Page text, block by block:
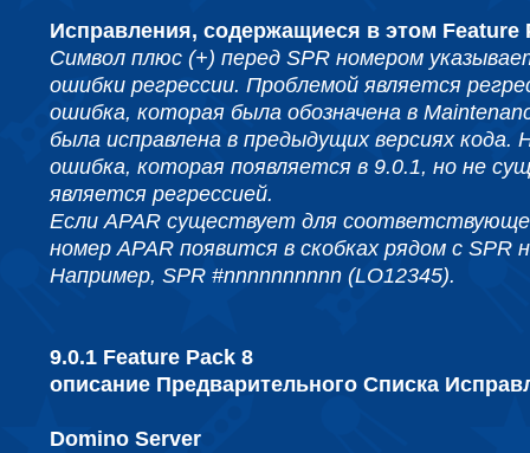
Исправления, содержащиеся в этом Feature
Символ плюс (+) перед SPR номером
ошибки регрессии. Проблемой является
ошибка, которая была обозначена в
была исправлена в предыдущих версиях кода.
ошибка, которая появляется в 9.0.1, но не
является регрессией.
Если APAR существует для
номер APAR появится в скобках рядом с SPR
Например, SPR #nnnnnnnnnn (LO12345).
9.0.1 Feature Pack 8
описание Предварительного Списка
Domino Server